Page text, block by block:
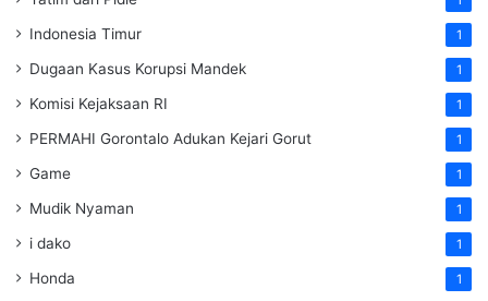
Indonesia Timur 1
Dugaan Kasus Korupsi Mandek 1
Komisi Kejaksaan RI 1
PERMAHI Gorontalo Adukan Kejari Gorut 1
Game 1
Mudik Nyaman 1
i dako 1
Honda 1